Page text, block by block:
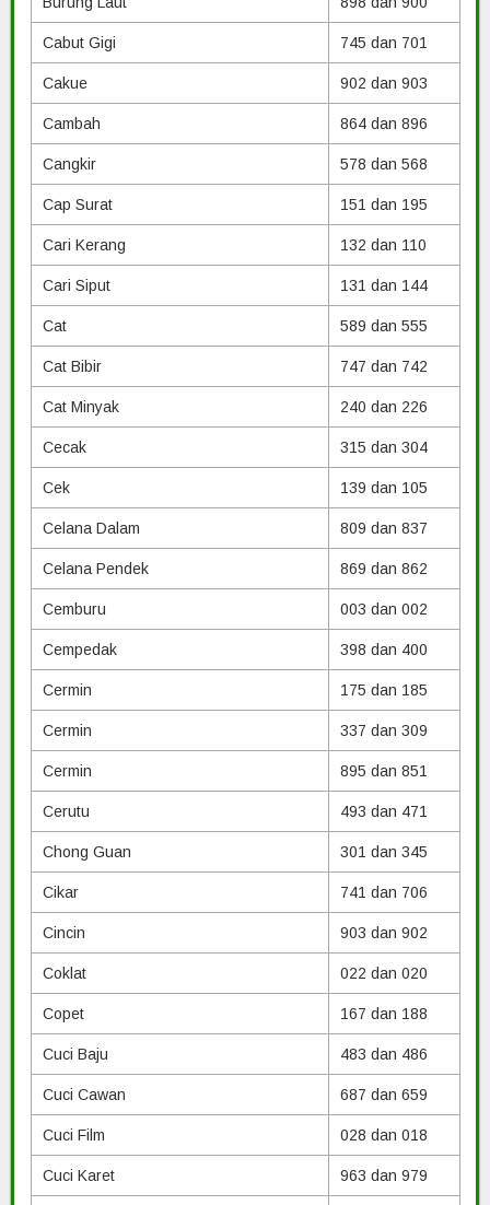
Cabut Gigi 745 dan 701
Cakue 902 dan 903
Cambah 864 dan 896
Cangkir 578 dan 568
Cap Surat 151 dan 195
Cari Kerang 132 dan 110
Cari Siput 131 dan 144
Cat 589 dan 555
Cat Bibir 747 dan 742
Cat Minyak 240 dan 226
Cecak 315 dan 304
Cek 139 dan 105
Celana Dalam 809 dan 837
Celana Pendek 869 dan 862
Cemburu 003 dan 002
Cempedak 398 dan 400
Cermin 175 dan 185
Cermin 337 dan 309
Cermin 895 dan 851
Cerutu 493 dan 471
Chong Guan 301 dan 345
Cikar 741 dan 706
Cincin 903 dan 902
Coklat 022 dan 020
Copet 167 dan 188
Cuci Baju 483 dan 486
Cuci Cawan 687 dan 659
Cuci Film 028 dan 018
Cuci Karet 963 dan 979